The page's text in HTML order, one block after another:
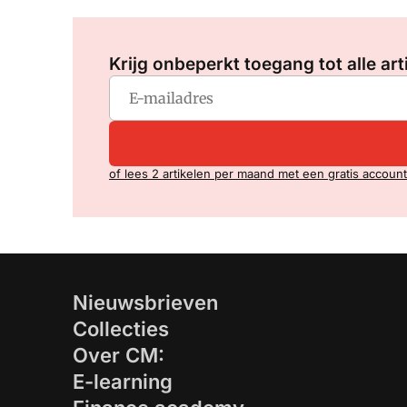
Krijg onbeperkt toegang tot alle
of lees 2 artikelen per maand met een gratis account
Nieuwsbrieven
Collecties
Over CM:
E-learning